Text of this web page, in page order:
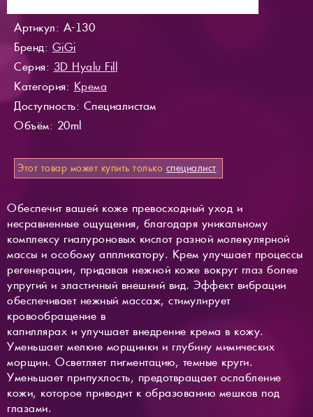
Артикул: A-130
Бренд: GiGi
Серия: 3D Hyalu Fill
Категория: Крема
Доступность: Специалистам
Объём: 20ml
Этот товар может купить только специалист.
Обеспечит вашей коже превосходный уход и
несравненные ощущения, благодаря уникальному
комплексу гиалуроновых кислот разной молекулярной
массы и особому аппликатору. Крем улучшает процессы
регенерации, придавая нежной коже вокруг глаз более
упругий и эластичный внешний вид. Эффект вибрации
обеспечивает нежный массаж, стимулирует
кровообращение в
капиллярах и улучшает внедрение крема в кожу.
Уменьшает мелкие морщинки и глубину мимических
морщин. Осветляет пигментацию, темные круги.
Уменьшает припухлость, предотвращает ослабление
кожи, которое приводит к образованию мешков под
глазами.